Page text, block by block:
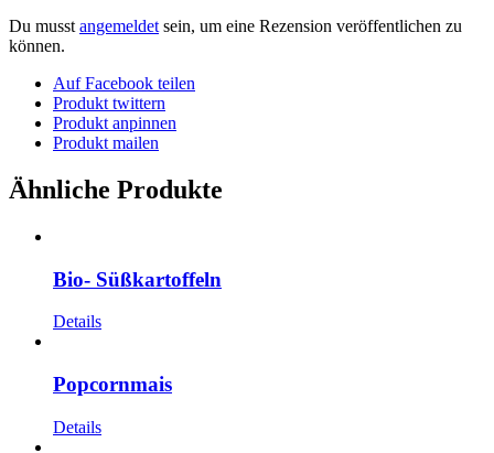
Du musst angemeldet sein, um eine Rezension veröffentlichen zu
können.
Auf Facebook teilen
Produkt twittern
Produkt anpinnen
Produkt mailen
Ähnliche Produkte
Bio- Süßkartoffeln
Details
Popcornmais
Details